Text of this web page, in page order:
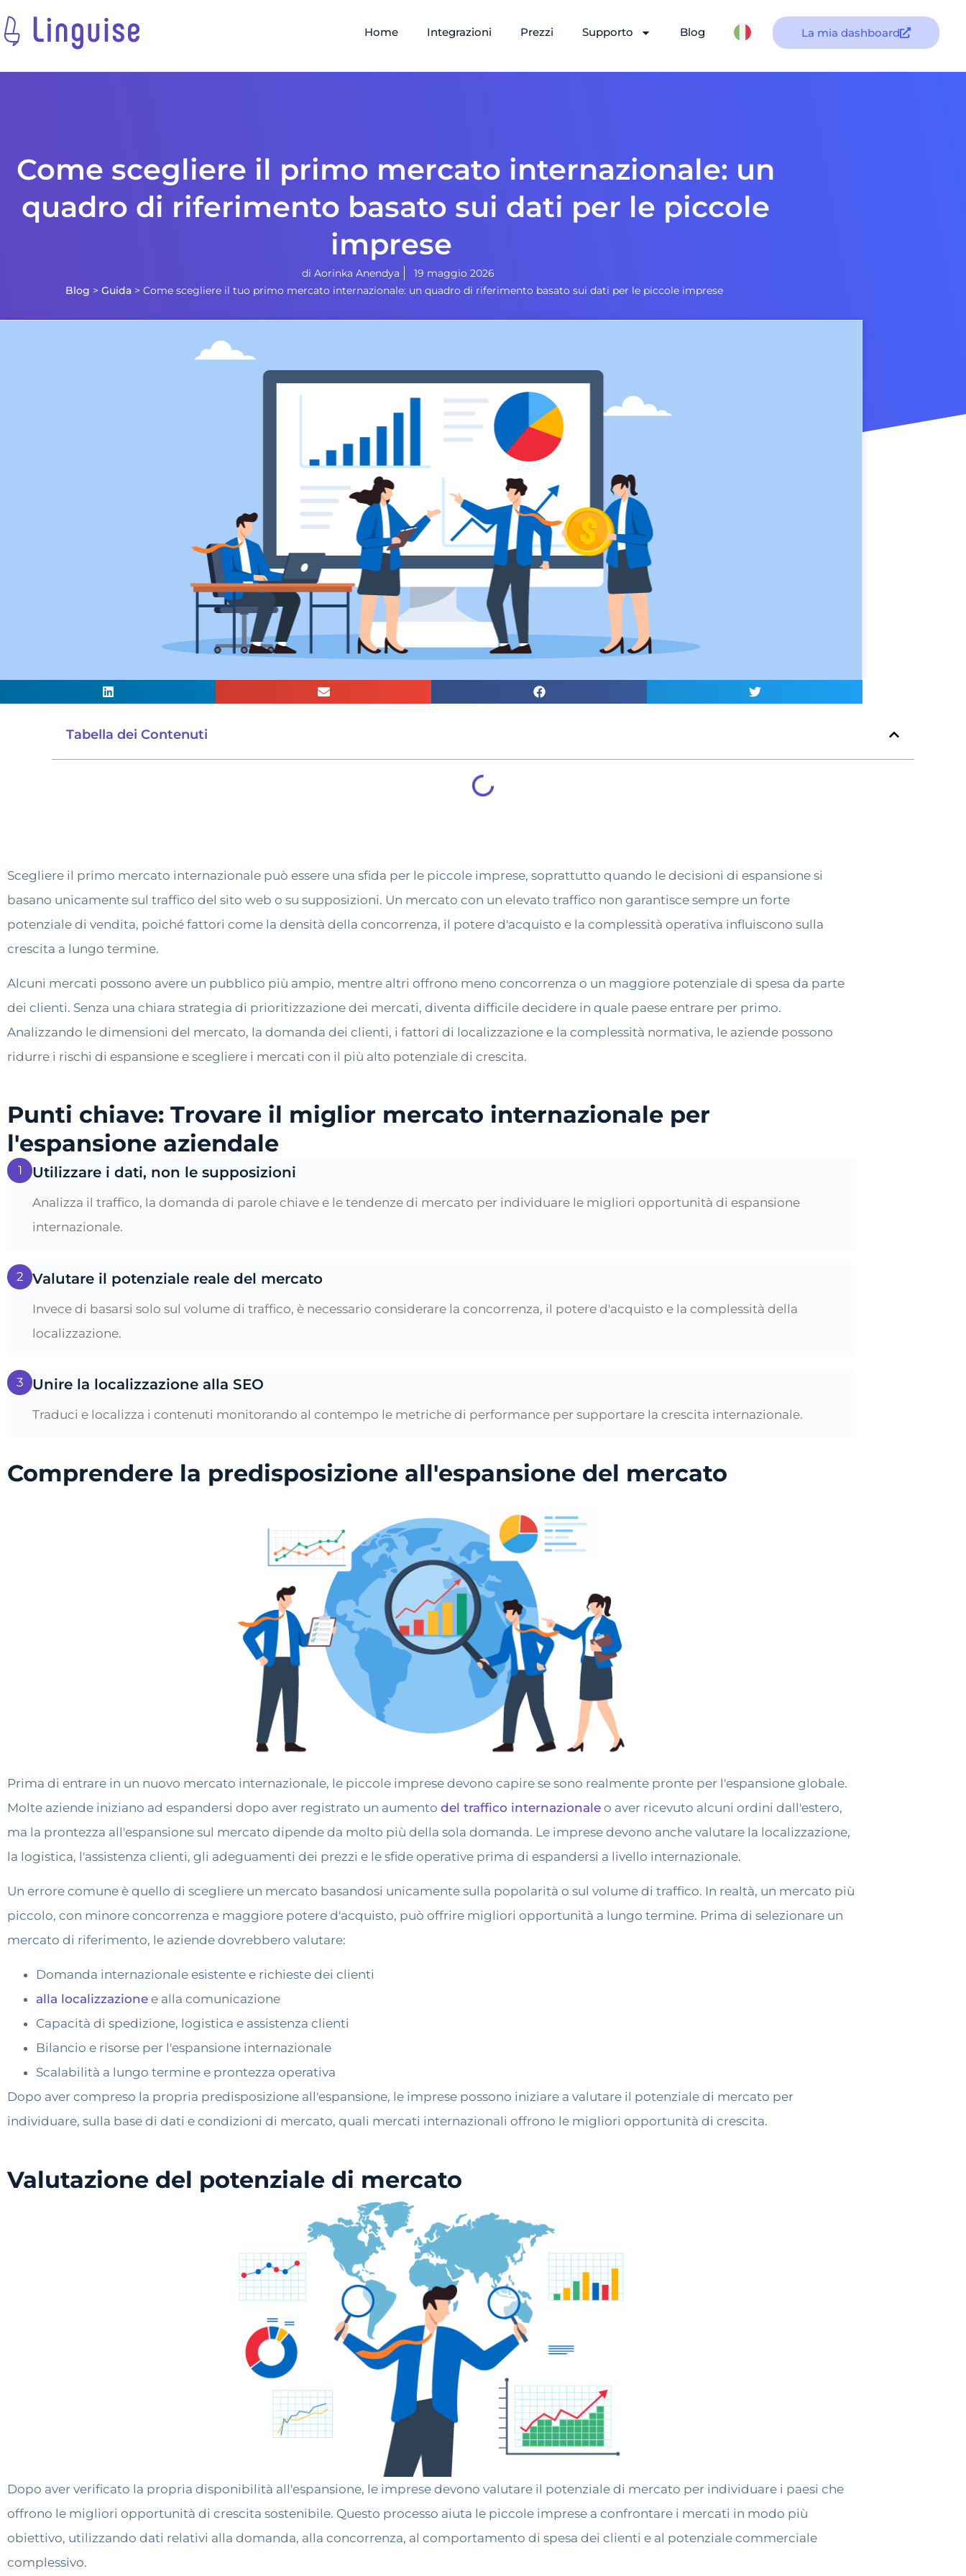
Home Integrazioni Prezzi Supporto Blog La mia dashboard
Come scegliere il primo mercato internazionale: un
quadro di riferimento basato sui dati per le piccole
imprese
di Aorinka Anendya
19 maggio 2026
Blog > Guida> Come scegliere il tuo primo mercato internazionale: un quadro di riferimento basato sui dati per le piccole imprese
Tabella dei Contenuti
Scegliere il primo mercato internazionale può essere una sfida per le piccole imprese, soprattutto quando le decisioni di espansione si
basano unicamente sul traffico del sito web o su supposizioni. Un mercato con un elevato traffico non garantisce sempre un forte
potenziale di vendita, poiché fattori come la densità della concorrenza, il potere d'acquisto e la complessità operativa influiscono sulla
crescita a lungo termine.
Alcuni mercati possono avere un pubblico più ampio, mentre altri offrono meno concorrenza o un maggiore potenziale di spesa da parte
dei clienti. Senza una chiara strategia di prioritizzazione dei mercati, diventa difficile decidere in quale paese entrare per primo.
Analizzando le dimensioni del mercato, la domanda dei clienti, i fattori di localizzazione e la complessità normativa, le aziende possono
ridurre i rischi di espansione e scegliere i mercati con il più alto potenziale di crescita.
Punti chiave: Trovare il miglior mercato internazionale per
l'espansione aziendale
1 Utilizzare i dati, non le supposizioni
Analizza il traffico, la domanda di parole chiave e le tendenze di mercato per individuare le migliori opportunità di espansione
internazionale.
2 Valutare il potenziale reale del mercato
Invece di basarsi solo sul volume di traffico, è necessario considerare la concorrenza, il potere d'acquisto e la complessità della
localizzazione.
3 Unire la localizzazione alla SEO
Traduci e localizza i contenuti monitorando al contempo le metriche di performance per supportare la crescita internazionale.
Comprendere la predisposizione all'espansione del mercato
Prima di entrare in un nuovo mercato internazionale, le piccole imprese devono capire se sono realmente pronte per l'espansione globale.
Molte aziende iniziano ad espandersi dopo aver registrato un aumento del traffico internazionale o aver ricevuto alcuni ordini dall'estero,
ma la prontezza all'espansione sul mercato dipende da molto più della sola domanda. Le imprese devono anche valutare la localizzazione,
la logistica, l'assistenza clienti, gli adeguamenti dei prezzi e le sfide operative prima di espandersi a livello internazionale.
Un errore comune è quello di scegliere un mercato basandosi unicamente sulla popolarità o sul volume di traffico. In realtà, un mercato più
piccolo, con minore concorrenza e maggiore potere d'acquisto, può offrire migliori opportunità a lungo termine. Prima di selezionare un
mercato di riferimento, le aziende dovrebbero valutare:
Domanda internazionale esistente e richieste dei clienti
alla localizzazione e alla comunicazione
Capacità di spedizione, logistica e assistenza clienti
Bilancio e risorse per l'espansione internazionale
Scalabilità a lungo termine e prontezza operativa
Dopo aver compreso la propria predisposizione all'espansione, le imprese possono iniziare a valutare il potenziale di mercato per
individuare, sulla base di dati e condizioni di mercato, quali mercati internazionali offrono le migliori opportunità di crescita.
Valutazione del potenziale di mercato
Dopo aver verificato la propria disponibilità all'espansione, le imprese devono valutare il potenziale di mercato per individuare i paesi che
offrono le migliori opportunità di crescita sostenibile. Questo processo aiuta le piccole imprese a confrontare i mercati in modo più
obiettivo, utilizzando dati relativi alla domanda, alla concorrenza, al comportamento di spesa dei clienti e al potenziale commerciale
complessivo.